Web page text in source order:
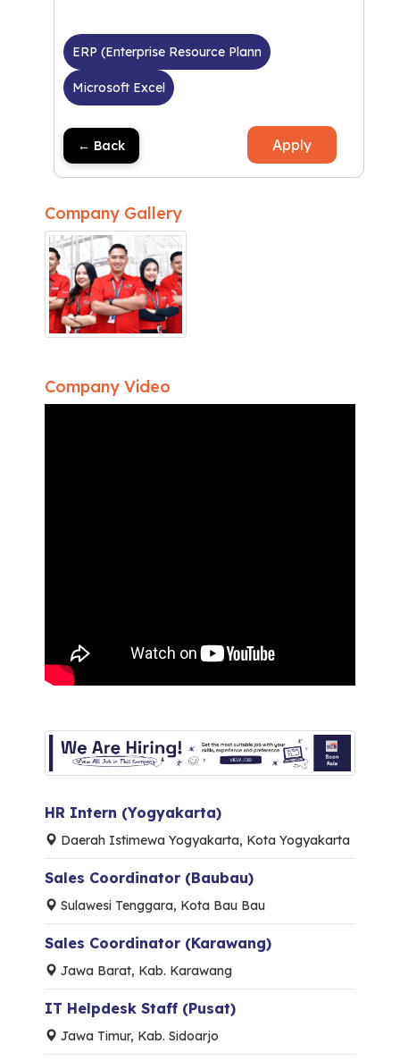
ERP (Enterprise Resource Plann
Microsoft Excel
← Back Apply
Company Gallery
Company Video
HR Intern (Yogyakarta)
Daerah Istimewa Yogyakarta, Kota Yogyakarta
Sales Coordinator (Baubau)
Sulawesi Tenggara, Kota Bau Bau
Sales Coordinator (Karawang)
Jawa Barat, Kab. Karawang
IT Helpdesk Staff (Pusat)
Jawa Timur, Kab. Sidoarjo